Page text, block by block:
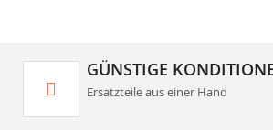
GÜNSTIGE
Ersatzteile aus einer Hand